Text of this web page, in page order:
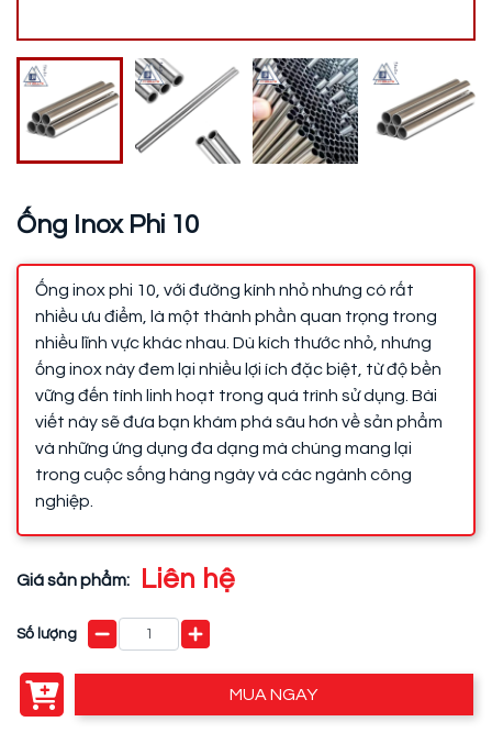
Ống Inox Phi 10
Ống inox phi 10, với đường kính nhỏ nhưng có rất
nhiều ưu điểm, là một thành phần quan trọng trong
nhiều lĩnh vực khác nhau. Dù kích thước nhỏ, nhưng
ống inox này đem lại nhiều lợi ích đặc biệt, từ độ bền
vững đến tính linh hoạt trong quá trình sử dụng. Bài
viết này sẽ đưa bạn khám phá sâu hơn về sản phẩm
và những ứng dụng đa dạng mà chúng mang lại
trong cuộc sống hàng ngày và các ngành công
nghiệp.
Giá sản phẩm: Liên hệ
Số lượng
MUA NGAY